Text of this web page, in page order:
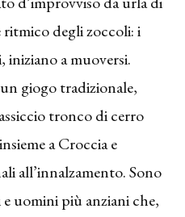
degli zoccoli: i
iniziano a muoversi.
giogo tradizionale,
tronco di cerro
a Croccia e
all’innalzamento. Sono
uomini più anziani che,